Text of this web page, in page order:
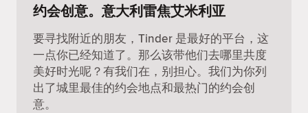
约会创意。意大利雷焦艾米利亚
要寻找附近的朋友，Tinder 是最好的平台，这
一点你已经知道了。那么该带他们去哪里共度
美好时光呢？有我们在，别担心。我们为你列
出了城里最佳的约会地点和最热门的约会创
意。